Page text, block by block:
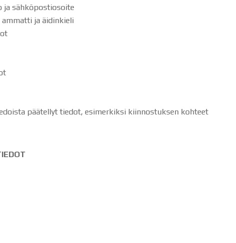
ja sähköpostiosoite
ja äidinkieli
päätellyt tiedot, esimerkiksi kiinnostuksen kohteet